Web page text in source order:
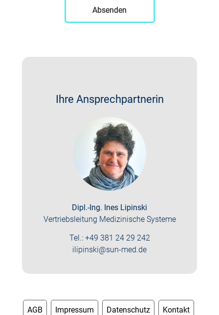
Absenden
Ihre Ansprechpartnerin
Dipl.-Ing. Ines Lipinski
Vertriebsleitung Medizinische Systeme
Tel.: +49 381 24 29 242
ilipinski@sun-med.de
AGB Impressum Datenschutz Kontakt